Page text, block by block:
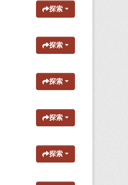
探索
探索
探索
探索
探索